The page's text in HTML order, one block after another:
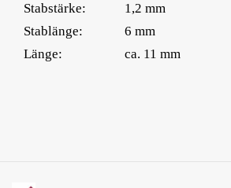
Stabstärke:
1,2 mm
Stablänge:
6 mm
Länge:
ca. 11 mm